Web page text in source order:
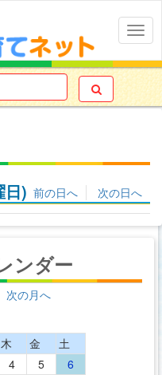

日) 前の日へ 次の日へ
ンダー
次の月へ
木 金
土
4 5
6